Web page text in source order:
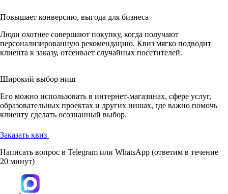
Повышает конверсию, выгода для бизнеса
Люди охотнее совершают покупку, когда получают
персонализированную рекомендацию. Квиз мягко подводит
клиента к заказу, отсеивает случайных посетителей.
Широкий выбор ниш
Его можно использовать в интернет-магазинах, сфере услуг,
образовательных проектах и других нишах, где важно помочь
клиенту сделать осознанный выбор.
Заказать квиз
Написать вопрос в Telegram или WhatsApp (ответим в течение
20 минут)